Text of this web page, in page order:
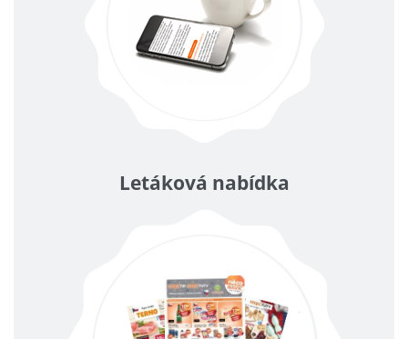
Letáková nabídka